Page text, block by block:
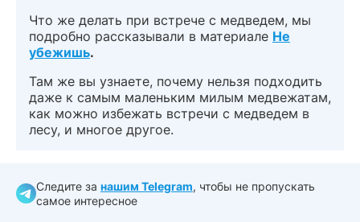
Что же делать при встрече с медведем, мы
подробно рассказывали в материале Не
убежишь.
Там же вы узнаете, почему нельзя подходить
даже к самым маленьким милым медвежатам,
как можно избежать встречи с медведем в
лесу, и многое другое.
Следите за нашим Telegram, чтобы не пропускать
самое интересное